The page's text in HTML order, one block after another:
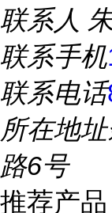
联系人
联系手机
联系电话
所在地址
路6号
推荐产品